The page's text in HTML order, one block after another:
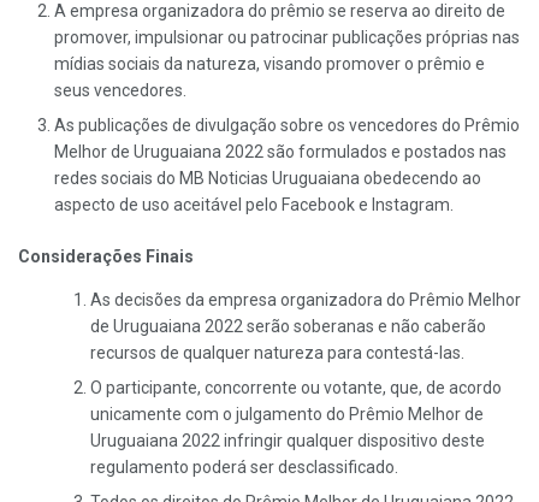
A empresa organizadora do prêmio se reserva ao direito de
promover, impulsionar ou patrocinar publicações próprias nas
mídias sociais da natureza, visando promover o prêmio e
seus vencedores.
As publicações de divulgação sobre os vencedores do Prêmio
Melhor de Uruguaiana 2022 são formulados e postados nas
redes sociais do MB Noticias Uruguaiana obedecendo ao
aspecto de uso aceitável pelo Facebook e Instagram.
Considerações Finais
As decisões da empresa organizadora do Prêmio Melhor
de Uruguaiana 2022 serão soberanas e não caberão
recursos de qualquer natureza para contestá-las.
O participante, concorrente ou votante, que, de acordo
unicamente com o julgamento do Prêmio Melhor de
Uruguaiana 2022 infringir qualquer dispositivo deste
regulamento poderá ser desclassificado.